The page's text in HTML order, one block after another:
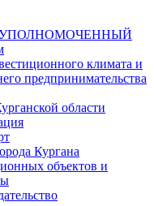
климата и
предпринимательства
области
Кургана
объектов и